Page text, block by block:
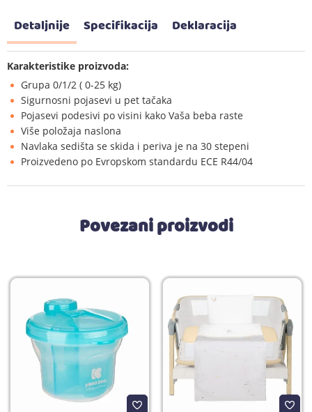
Detaljnije Specifikacija Deklaracija
Karakteristike proizvoda:
Grupa 0/1/2 ( 0-25 kg)
Sigurnosni pojasevi u pet tačaka
Pojasevi podesivi po visini kako Vaša beba raste
Više položaja naslona
Navlaka sedišta se skida i periva je na 30 stepeni
Proizvedeno po Evropskom standardu ECE R44/04
Povezani proizvodi